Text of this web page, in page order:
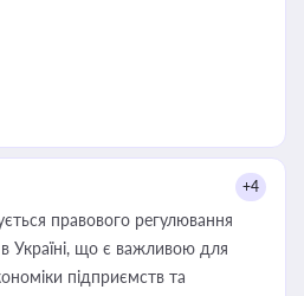
+4
правового регулювання
Україні, що є важливою для
підприємств та